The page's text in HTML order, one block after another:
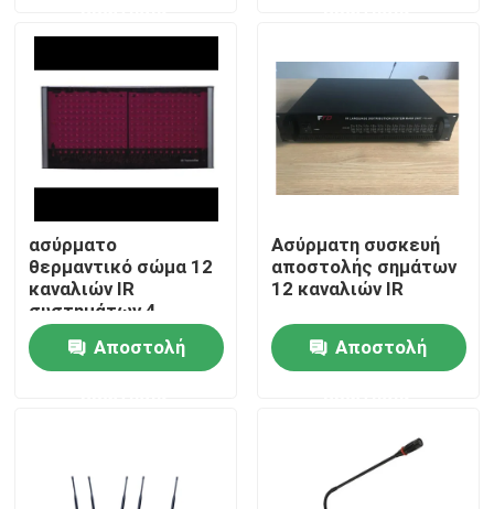
Γύρος εργοστασίων
Ποιοτικός έλεγχος
Μας ελάτε σε επαφή με
Ειδήσεις
Ενισχυτής συστημάτων PA
ασύρματο
θερμαντικό σώμα 12
καναλιών IR
συστημάτων 4
ομιλητών PA
Αποστολή
Ασύρματη συσκευή
αποστολής σημάτων
12 καναλιών IR
Αποστολή